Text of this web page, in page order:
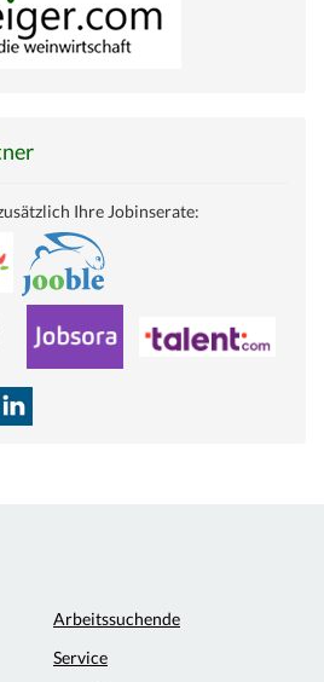
Ihre Jobinserate:
Arbeitssuchende
Service